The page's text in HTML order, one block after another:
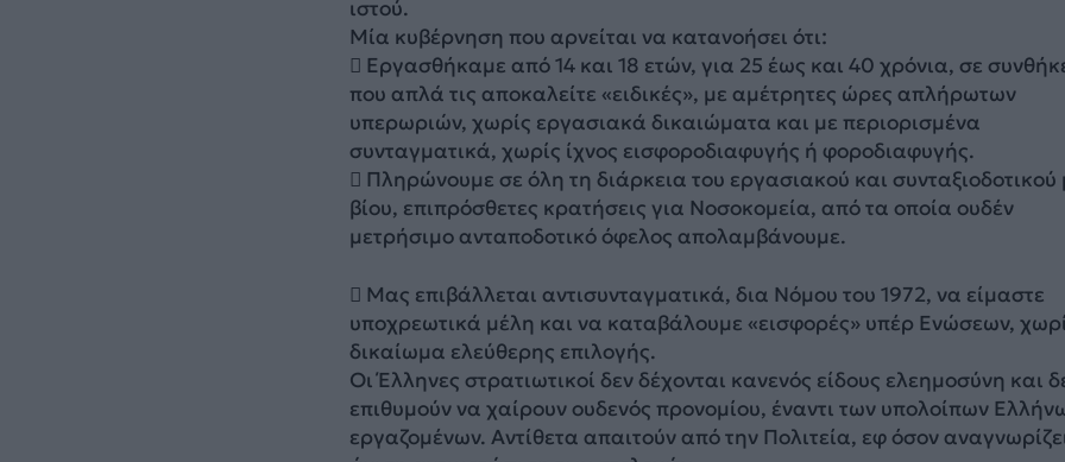
ιστού.
Μία κυβέρνηση που αρνείται να κατανοήσει ότι:
 Εργασθήκαμε από 14 και 18 ετών, για 25 έως και 40 χρόνια, σε
που απλά τις αποκαλείτε «ειδικές», με αμέτρητες ώρες απλήρωτων
υπερωριών, χωρίς εργασιακά δικαιώματα και με περιορισμένα
συνταγματικά, χωρίς ίχνος εισφοροδιαφυγής ή φοροδιαφυγής.
 Πληρώνουμε σε όλη τη διάρκεια του εργασιακού και συνταξιοδοτικού
βίου, επιπρόσθετες κρατήσεις για Νοσοκομεία, από τα οποία ουδέν
μετρήσιμο ανταποδοτικό όφελος απολαμβάνουμε.
 Μας επιβάλλεται αντισυνταγματικά, δια Νόμου του 1972, να είμαστε
υποχρεωτικά μέλη και να καταβάλουμε «εισφορές» υπέρ Ενώσεων,
δικαίωμα ελεύθερης επιλογής.
Οι Έλληνες στρατιωτικοί δεν δέχονται κανενός είδους ελεημοσύνη και
επιθυμούν να χαίρουν ουδενός προνομίου, έναντι των υπολοίπων
εργαζομένων. Αντίθετα απαιτούν από την Πολιτεία, εφ όσον